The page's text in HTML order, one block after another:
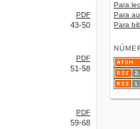
Para
Para
Para
PDF
43-50
PDF
51-58
PDF
59-68